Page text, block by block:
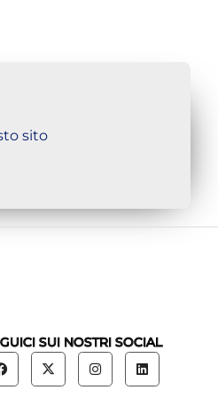
sito
SUI NOSTRI SOCIAL